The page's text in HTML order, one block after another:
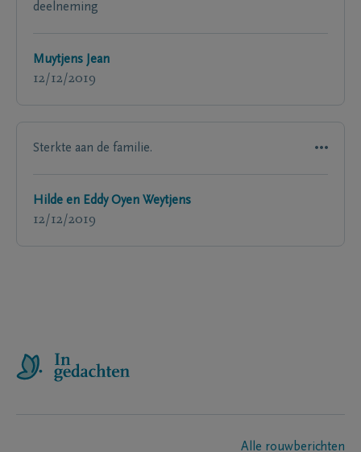
deelneming
Muytjens Jean
12/12/2019
Sterkte aan de familie.
Hilde en Eddy Oyen Weytjens
12/12/2019
Alle rouwberichten